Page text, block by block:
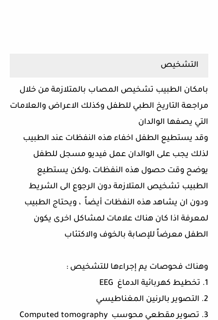
التشخيص
بامكان الطبيب تشخيص المصاب بالمتلازمة من خلال
مراجعة التاريخ الطبي للطفل وكذلك الاعراض والعلامات
التي يصفها الوالدان
وقد يستطيع الطفل اخفاء هذه النفظات عند الطبيب
لذلك يجب على الوالدان عمل فيديو مسجل للطفل
يوضح وقت حصول هذه النفظات ،ولكن يستطيع
الطبيب تشخيص المتلازمة دون الرجوع الى الشريط
ودون ان يشاهد هذه النفظات أيضاً ، ويحتاج الطبيب
لمعرفة اذا كان هناك علامات لمشاكل اخرى يكون
الطفل معرضاً للإصابة بالخوف والاكتئاب
وهناك فحوصات يم إجراءها للتشخيص :
1. تخطيط كهربائية الدماغ EEG
2. التصوير بالرنين المغناطيسي
3. تصوير مقطعي محوسب Computed tomography